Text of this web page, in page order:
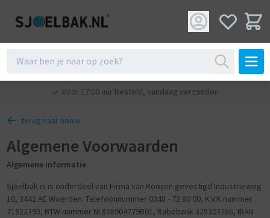
Voor 17:00 uur besteld, vandaag verzonden
terug naar home
Algemene Voorwaarden
Algemene informatie
Sjoelbak.nl is onderdeel van Firma van Rooijen gevestigd Industrieweg
10, 3442 AE Woerden. Telefoonnummer 0348 - 72 80 00, K.V.K nummer
71922393, BTW nummer NL858904779B01, Rabobank 325303266, IBAN